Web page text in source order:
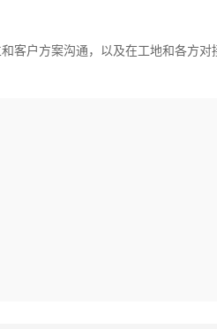
客户方案沟通，以及在工地和各方对